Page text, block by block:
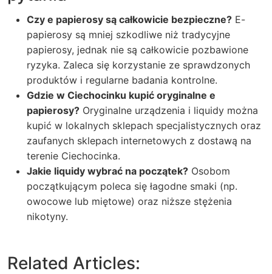
Czy e papierosy są całkowicie bezpieczne? E-
papierosy są mniej szkodliwe niż tradycyjne
papierosy, jednak nie są całkowicie pozbawione
ryzyka. Zaleca się korzystanie ze sprawdzonych
produktów i regularne badania kontrolne.
Gdzie w Ciechocinku kupić oryginalne e
papierosy? Oryginalne urządzenia i liquidy można
kupić w lokalnych sklepach specjalistycznych oraz
zaufanych sklepach internetowych z dostawą na
terenie Ciechocinka.
Jakie liquidy wybrać na początek? Osobom
początkującym poleca się łagodne smaki (np.
owocowe lub miętowe) oraz niższe stężenia
nikotyny.
Related Articles: